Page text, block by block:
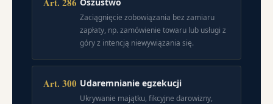
Zaciągnięcie zobowiązania bez zamiaru
zapłaty, np. zamówienie towaru lub usługi z
góry z intencją niewywiązania się.
Art. 300 Udaremnianie egzekucji
Ukrywanie majątku, fikcyjne darowizny,